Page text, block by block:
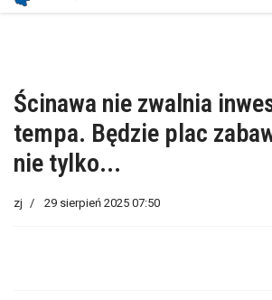
Ścinawa nie zwalnia
tempa. Będzie plac
nie tylko...
zj 29 sierpień 2025 07:50